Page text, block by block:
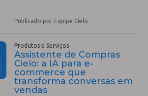
Publicado por Equipe Cielo
Produtos e Serviços
Assistente de Compras
Cielo: a IA para e-
commerce que
transforma conversas em
vendas